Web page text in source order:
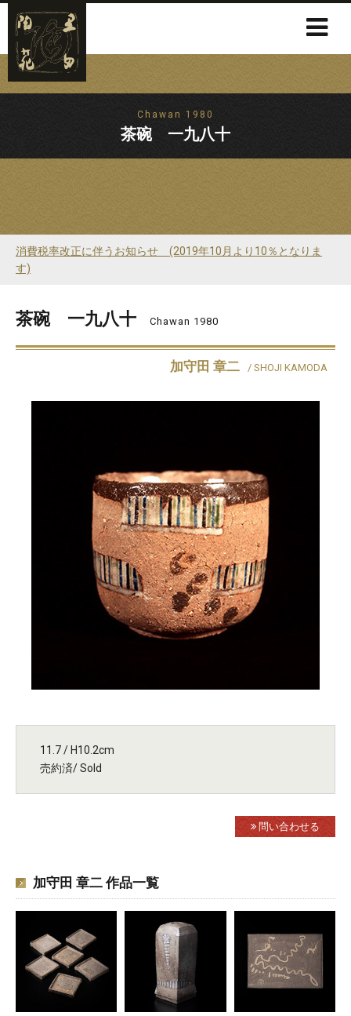
Chawan 1980
茶碗 一九八十
消費税率改正に伴うお知らせ (2019年10月より10％となりま
す)
茶碗 一九八十 Chawan 1980
加守田 章二 / SHOJI KAMODA
11.7 / H10.2cm
売約済/ Sold
問い合わせる
加守田 章二 作品一覧